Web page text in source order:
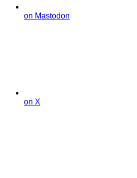
on Mastodon
on X